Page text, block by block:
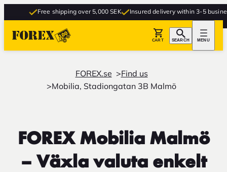
Free shipping over 5,000 SEK Insured delivery within 3-5 business
CART SEARCH MENU
FOREX.se
Find us
Mobilia, Stadiongatan 3B Malmö
FOREX Mobilia Malmö
– Växla valuta enkelt